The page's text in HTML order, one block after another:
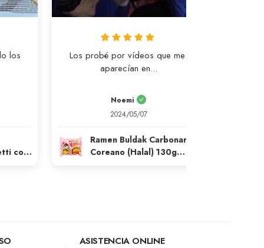
los
con
Los probé por vídeos que me
aparecían en...
Noemi
2024/05/07
Ramen Buldak Carbonara
Coreano (Halal) 130g
ASISTENCIA ONLINE